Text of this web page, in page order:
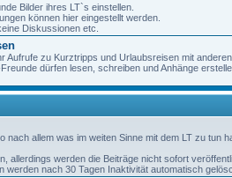
Bilder ihres LT`s einstellen.
können hier eingestellt werden.
Diskussionen etc.
Aufrufe zu Kurztripps und Urlaubsreisen mit
dürfen lesen, schreiben und Anhänge
allem was im weiten Sinne mit dem LT zu tun
allerdings werden die Beiträge nicht sofort
werden nach 30 Tagen Inaktivität automatisch